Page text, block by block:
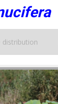
distribution